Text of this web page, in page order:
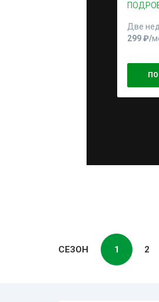
Две
299 ₽⁠/⁠
СЕЗОН 1 2